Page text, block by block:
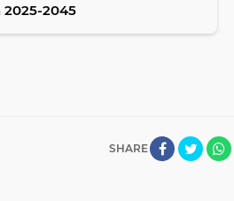
2025-2045
SHARE